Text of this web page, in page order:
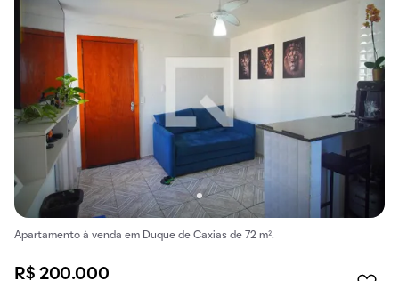
Apartamento à venda em Duque de Caxias de 72 m².
R$ 200.000